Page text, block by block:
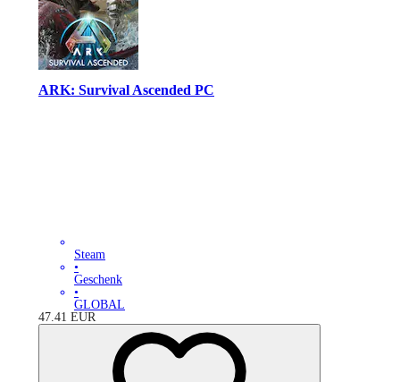
ARK: Survival Ascended PC
Steam
•
Geschenk
•
GLOBAL
47.41 EUR